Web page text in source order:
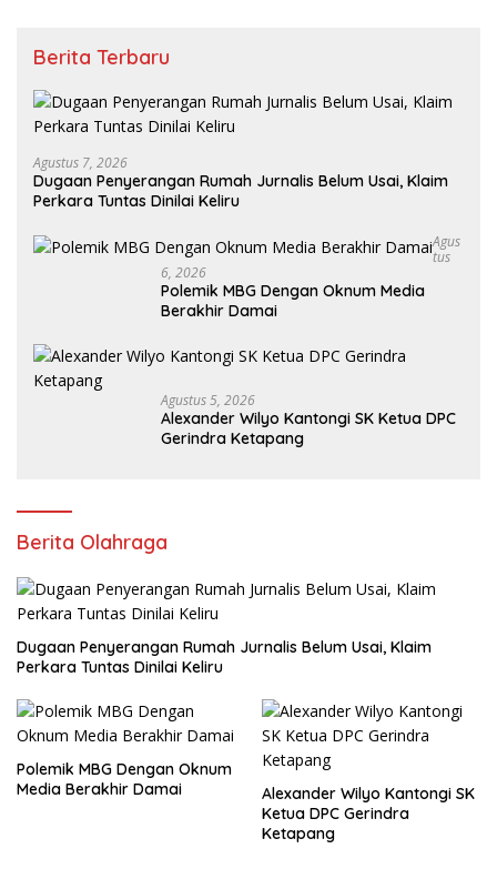
Berita Terbaru
Agustus 7, 2026
Dugaan Penyerangan Rumah Jurnalis Belum Usai, Klaim
Perkara Tuntas Dinilai Keliru
Agus
Tus
6, 2026
Polemik MBG Dengan Oknum Media
Berakhir Damai
Agustus 5, 2026
Alexander Wilyo Kantongi SK Ketua DPC
Gerindra Ketapang
Berita Olahraga
Dugaan Penyerangan Rumah Jurnalis Belum Usai, Klaim
Perkara Tuntas Dinilai Keliru
Polemik MBG Dengan Oknum
Media Berakhir Damai
Alexander Wilyo Kantongi SK
Ketua DPC Gerindra
Ketapang